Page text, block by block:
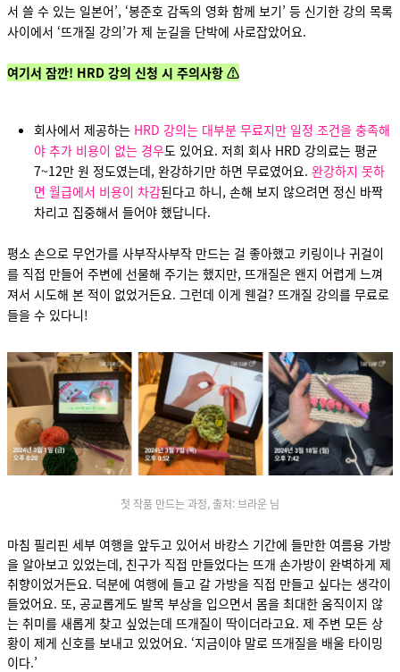
서 쓸 수 있는 일본어’, ‘봉준호 감독의 영화 함께 보기’ 등 신기한 강의 목록
사이에서 ‘뜨개질 강의’가 제 눈길을 단박에 사로잡았어요.
여기서 잠깐! HRD 강의 신청 시 주의사항 ⚠️
회사에서 제공하는 HRD 강의는 대부분 무료지만 일정 조건을 충족해
야 추가 비용이 없는 경우도 있어요. 저희 회사 HRD 강의료는 평균
7~12만 원 정도였는데, 완강하기만 하면 무료였어요. 완강하지 못하
면 월급에서 비용이 차감된다고 하니, 손해 보지 않으려면 정신 바짝
차리고 집중해서 들어야 했답니다.
평소 손으로 무언가를 사부작사부작 만드는 걸 좋아했고 키링이나 귀걸이
를 직접 만들어 주변에 선물해 주기는 했지만, 뜨개질은 왠지 어렵게 느껴
져서 시도해 본 적이 없었거든요. 그런데 이게 웬걸? 뜨개질 강의를 무료로
들을 수 있다니!
첫 작품 만드는 과정, 출처: 브라운 님
마침 필리핀 세부 여행을 앞두고 있어서 바캉스 기간에 들만한 여름용 가방
을 알아보고 있었는데, 친구가 직접 만들었다는 뜨개 손가방이 완벽하게 제
취향이었거든요. 덕분에 여행에 들고 갈 가방을 직접 만들고 싶다는 생각이
들었어요. 또, 공교롭게도 발목 부상을 입으면서 몸을 최대한 움직이지 않
는 취미를 새롭게 찾고 싶었는데 뜨개질이 딱이더라고요. 제 주변 모든 상
황이 제게 신호를 보내고 있었어요. ‘지금이야 말로 뜨개질을 배울 타이밍
이다.’